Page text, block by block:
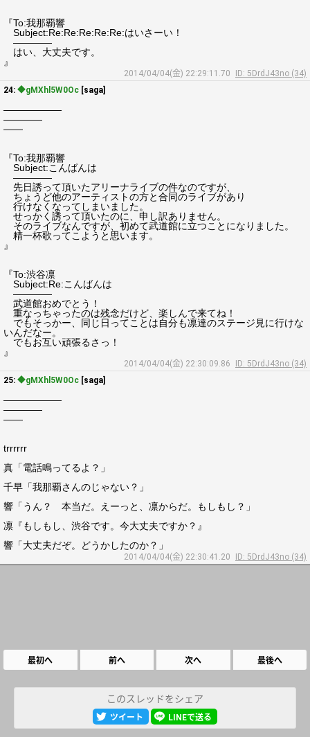
『To:我那覇響
Subject:Re:Re:Re:Re:Re:はいさーい！
――――
はい、大丈夫です。
』
2014/04/04(金) 22:29:11.70
ID: 5DrdJ43no (34)
24: ◆gMXhl5W0Oc [saga]
――――――
――――
――
『To:我那覇響
Subject:こんばんは
――――
先日誘って頂いたアリーナライブの件なのですが、
ちょうど他のアーティストの方と合同のライブがあり
行けなくなってしまいました。
せっかく誘って頂いたのに、申し訳ありません。
そのライブなんですが、初めて武道館に立つことになりました。
精一杯歌ってこようと思います。
』
『To:渋谷凛
Subject:Re:こんばんは
――――
武道館おめでとう！
重なっちゃったのは残念だけど、楽しんで来てね！
でもそっかー、同じ日ってことは自分も凛達のステージ見に行けな
いんだなー。
でもお互い頑張るさっ！
』
2014/04/04(金) 22:30:09.86
ID: 5DrdJ43no (34)
25: ◆gMXhl5W0Oc [saga]
――――――
――――
――
trrrrrr
真「電話鳴ってるよ？」
千早「我那覇さんのじゃない？」
響「うん？ 本当だ。えーっと、凛からだ。もしもし？」
凛『もしもし、渋谷です。今大丈夫ですか？』
響「大丈夫だぞ。どうかしたのか？」
2014/04/04(金) 22:30:41.20 ID: 5DrdJ43no (34)
最初へ 前へ 次へ 最後へ
このスレッドをシェア
ツイート LINEで送る